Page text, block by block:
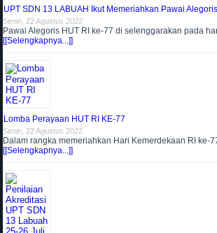
UPT SDN 13 LABUAH Ikut Memeriahkan Pawai
Senin, 22 Agustus 2022
Pawai Alegoris HUT RI ke-77 di selenggarakan pada
[[Selengkapnya...]]
Lomba Perayaan HUT RI KE-77
Senin, 22 Agustus 2022
Dalam rangka memeriahkan Hari Kemerdekaan RI ke-
[[Selengkapnya...]]